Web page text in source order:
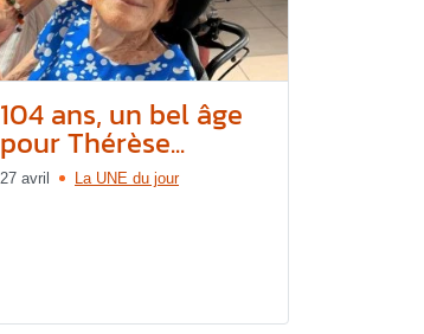
104 ans, un bel âge
pour Thérèse...
27 avril La UNE du jour